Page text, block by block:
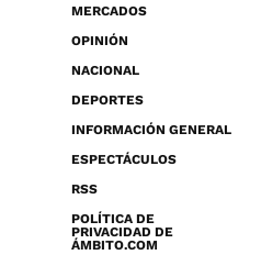
MERCADOS
OPINIÓN
NACIONAL
DEPORTES
INFORMACIÓN GENERAL
ESPECTÁCULOS
RSS
POLÍTICA DE
PRIVACIDAD DE
ÁMBITO.COM